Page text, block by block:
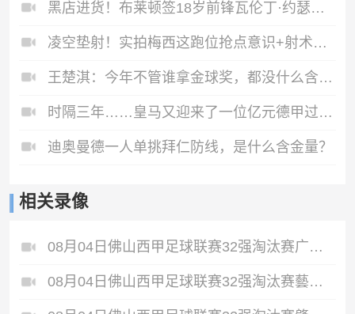
黑店进货！布莱顿签18岁前锋瓦伦丁·约瑟夫⚽️看看实力如何？
凌空垫射！实拍梅西这跑位抢点意识+射术依旧顶级
王楚淇：今年不管谁拿金球奖，都没什么含金量
时隔三年……皇马又迎来了一位亿元德甲过人王
迪奥曼德一人单挑拜仁防线，是什么含金量？
相关录像
08月04日佛山西甲足球联赛32强淘汰赛广东西南建设VS香港圣徒全场录像
08月04日佛山西甲足球联赛32强淘汰赛藝品高國際VS湛江狂狼·粵辉能源全场录像